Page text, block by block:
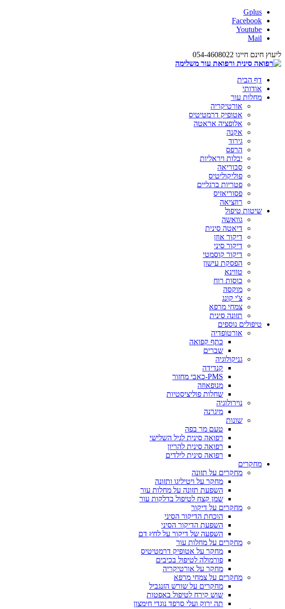
Gplus
Facebook
Youtube
Mail
ליעוץ חינם חייגו 054-4608022
דף הבית
אודותי
מחלות עור
אורטיקריה
אטופיק דרמטיטיס
אלופציה אראטה
אקנה
גירוד
הרפס
יבלות ויראליות
סבוריאה
פוליקוליטיס
פטריות ברגליים
פסוריאזיס
רוזציאה
שיטות טיפול
גוואשה
דיאטה סינית
דיקור אוזן
דיקור סיני
דיקור קוסמטי
הפסקת עישון
טווינא
כוסות רוח
מוקסה
צ'י קונג
צמחי מרפא
תזונה סינית
טיפולים נוספים
אורטופדיה
כתף קפואה
שברים
גניקולוגיה
קנדידה
PMS-כאבי מחזור
מנופאוזה
שחלות פוליציסטיות
נוירולוגיה
מיגרנה
שונות
טעם מר בפה
רפואה סינית לגיל השלישי
רפואה סינית להריון
רפואה סינית לילדים
מחקרים
מחקרים על תזונה
מחקר על ויטיליגו ותזונה
השפעת תזונה על מחלות עור
שמן קצח לטיפול בדלקות עור
מחקרים על דיקור
הוכחת הדיקור הסיני
השפעת הדיקור הסיני
השפעה של דיקור על לחץ דם
מחקרים על מחלות עור
מחקר על אטופיק דרמטיטיס
פורמולה לטיפול בכיבים
מחקר על אורטיקריה
מחקרים על צמחי מרפא
מחקרים על שורש הזנגביל
שוש קירח לטיפול באפטות
תה ירוק ועלי סרפד נוגדי חימצון